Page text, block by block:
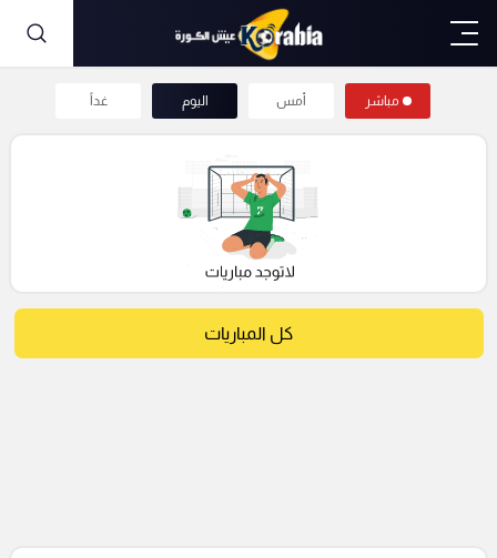
مباشر أمس اليوم غداً
كل المباريات